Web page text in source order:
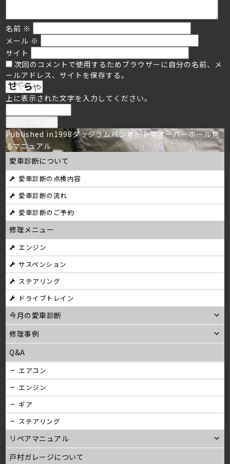
名前 ※
メール ※
サイト
次回のコメントで使用するためブラウザーに自分の名前、メ
ールアドレス、サイトを保存する。
上に表示された文字を入力してください。
投
稿
ナ
ビ
ゲ
ー
シ
ョ
ン
Published in1998ダッジラムバンオートマオーバーホール見
るマニュアル
愛車診断について
愛車診断の点検内容
愛車診断の流れ
愛車診断のご予約
修理メニュー
エンジン
サスペンション
ステアリング
ドライブトレイン
今月の愛車診断
修理事例
Q&A
エアコン
エンジン
ギア
ステアリング
リペアマニュアル
戸村ガレージについて